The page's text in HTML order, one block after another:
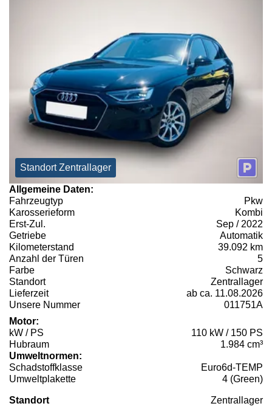
Standort Zentrallager
Allgemeine Daten:
Fahrzeugtyp
Pkw
Karosserieform
Kombi
Erst-Zul.
Sep / 2022
Getriebe
Automatik
Kilometerstand
39.092 km
Anzahl der Türen
5
Farbe
Schwarz
Standort
Zentrallager
Lieferzeit
ab ca. 11.08.2026
Unsere Nummer
011751A
Motor:
kW / PS
110 kW / 150 PS
Hubraum
1.984 cm³
Umweltnormen:
Schadstoffklasse
Euro6d-TEMP
Umweltplakette
4 (Green)
Standort Zentrallager